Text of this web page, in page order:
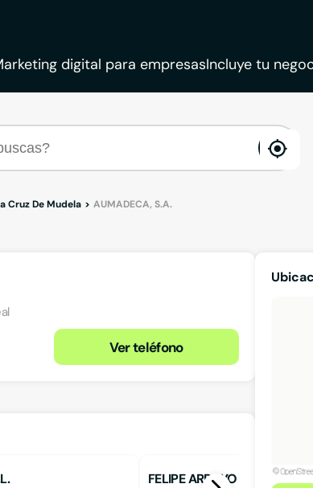
digital para empresasIncluye tu
Cruz De Mudela AUMADECA, S.A.
Ver teléfono
FELIPE ARROYO